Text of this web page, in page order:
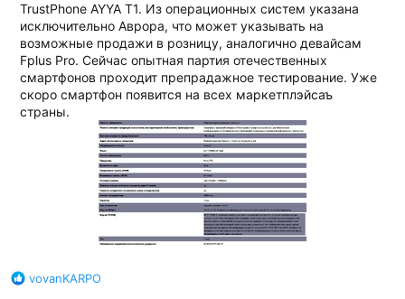
TrustPhone AYYA T1. Из операционных систем указана
исключительно Аврора, что может указывать на
возможные продажи в розницу, аналогично девайсам
Fplus Pro. Сейчас опытная партия отечественных
смартфонов проходит препрадажное тестирование. Уже
скоро смартфон появится на всех маркетплэйсаъ
страны.
Б
vovanKARPO